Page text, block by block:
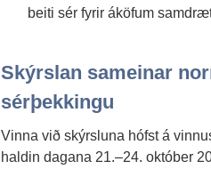
beiti sér fyrir áköfum
Skýrslan sameinar
sérþekkingu
Vinna við skýrsluna hófst á
haldin dagana 21.–24. október